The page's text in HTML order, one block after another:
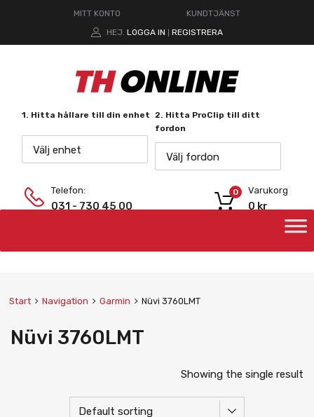
MITT KONTO
KUNDTJÄNST
HEJ. LOGGA IN REGISTRERA
1. Hitta hållare till din enhet
Välj enhet
2. Hitta ProClip till ditt
fordon
Välj fordon
Telefon:
031 - 730 45 00
Varukorg
0 kr
0
Start Navigation Garmin Nüvi 3760LMT
Nüvi 3760LMT
Showing the single result